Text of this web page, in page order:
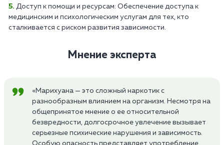
Доступ к помощи и ресурсам: Обеспечение доступа к
медицинским и психологическим услугам для тех, кто
сталкивается с риском развития зависимости.
Мнение эксперта
«Марихуана — это сложный наркотик с
разнообразным влиянием на организм. Несмотря на
общепринятое мнение о ее относительной
безвредности, долгосрочное увлечение вызывает
серьезные психические нарушения и зависимость.